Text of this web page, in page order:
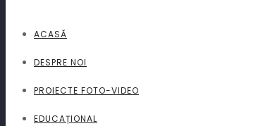
ACASĂ
DESPRE NOI
PROIECTE FOTO-VIDEO
EDUCAȚIONAL